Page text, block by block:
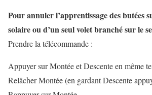
Pour annuler l’apprentissage des butées
solaire ou d’un seul volet branché sur le
Prendre la télécommande :
Appuyer sur Montée et Descente en même
Relâcher Montée (en gardant Descente